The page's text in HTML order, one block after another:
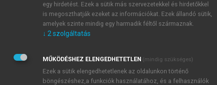
Kérek értesítést a MeRSZ újdonságairól, akcióiról.
Kérek értesítést az Akadémiai Kiadó Zrt. újdonságairól,
Adatkezelési tájékoztatóbanfoglaltakat tudomásul
veszem és elfogadom.
Általános vásárlási feltételeket, valamint a szotar.netés a
egy hirdetést. Ezek a sütik más szervezetekkel és hirdetőkkel
is megoszthatják ezeket az információkat. Ezek állandó sütik,
amelyek szinte mindig egy harmadik féltől származnak.
↓ 2 szolgáltatás
MŰKÖDÉSHEZ ELENGEDHETETLEN (mindig szükséges)
Ezek a sütik elengedhetetlenek az oldalunkon történő
böngészéshez,a funkciók használatához, és a felhasználók